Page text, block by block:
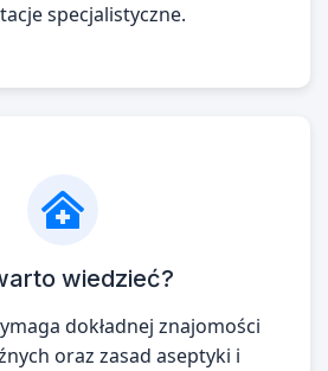
specjalistyczne.
wiedzieć?
dokładnej znajomości
oraz zasad aseptyki i